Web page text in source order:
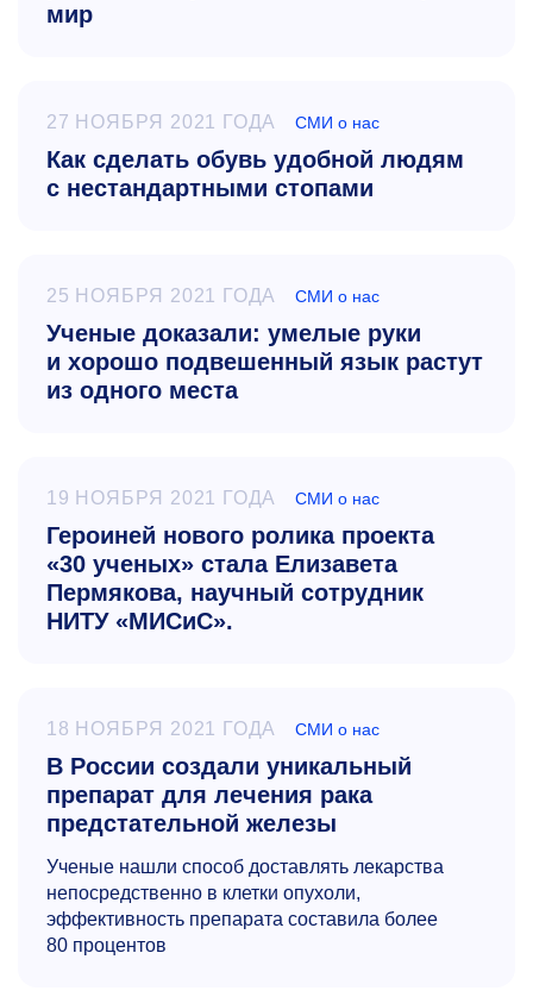
мир
27 НОЯБРЯ 2021 ГОДА СМИ о нас
Как сделать обувь удобной людям
с нестандартными стопами
25 НОЯБРЯ 2021 ГОДА СМИ о нас
Ученые доказали: умелые руки
и хорошо подвешенный язык растут
из одного места
19 НОЯБРЯ 2021 ГОДА СМИ о нас
Героиней нового ролика проекта
«30 ученых» стала Елизавета
Пермякова, научный сотрудник
НИТУ «МИСиС».
18 НОЯБРЯ 2021 ГОДА СМИ о нас
В России создали уникальный
препарат для лечения рака
предстательной железы
Ученые нашли способ доставлять лекарства
непосредственно в клетки опухоли,
эффективность препарата составила более
80 процентов